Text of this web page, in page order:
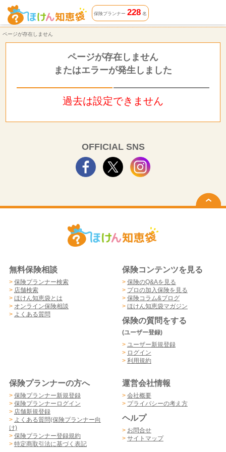
ページが存在しません | ほけん知恵袋
保険プランナー 228名
ページが存在しません
ページが存在しません
またはエラーが発生しました
過去は設定できません
OFFICIAL SNS
無料保険相談
> 保険プランナー検索
> 店舗検索
> ほけん知恵袋とは
> オンライン保険相談
> よくある質問
保険コンテンツを見る
> 保険のQ&Aを見る
> プロの加入保険を見る
> 保険コラム&ブログ
> ほけん知恵袋マガジン
保険の質問をする
(ユーザー登録)
> ユーザー新規登録
> ログイン
> 利用規約
保険プランナーの方へ
> 保険プランナー新規登録
> 保険プランナーログイン
> 店舗新規登録
> よくある質問(保険プランナー向
け)
> 保険プランナー登録規約
> 特定商取引法に基づく表記
運営会社情報
> 会社概要
> プライバシーの考え方
ヘルプ
> お問合せ
> サイトマップ